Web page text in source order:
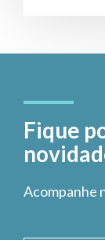
Fique
Acompanhe